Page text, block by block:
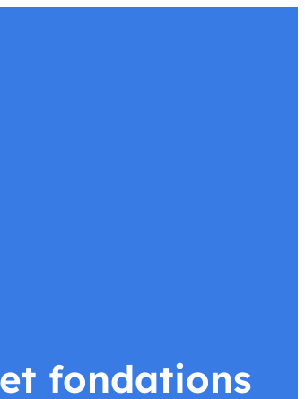
fondations